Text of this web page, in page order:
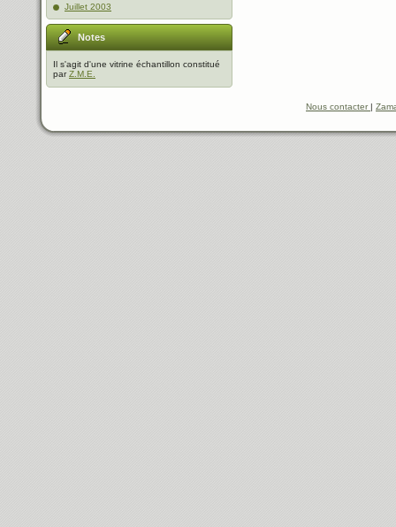
Juillet 2003
Notes
Il s'agit d'une vitrine échantillon constitué
parZ.M.E.
Nous contacter|